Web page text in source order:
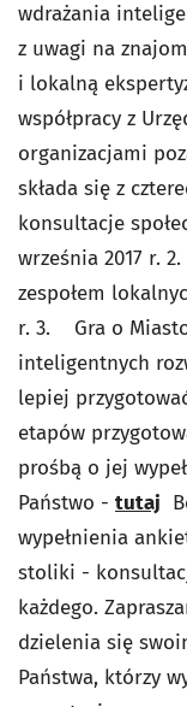
wdrażania
z uwagi na
i lokalną
współpracy z
organizacjami
składa się z
konsultacje
września 2017 r.
zespołem
r. 3. Gra o
inteligentnych
lepiej
etapów
prośbą o jej
Państwo - tutaj
wypełnienia
stoliki -
każdego.
dzielenia się
Państwa, którzy